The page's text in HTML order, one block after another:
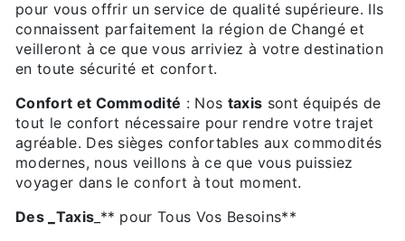
pour vous offrir un service de qualité supérieure. Ils
connaissent parfaitement la région de Changé et
veilleront à ce que vous arriviez à votre destination
en toute sécurité et confort.
Confort et Commodité : Nos taxis sont équipés de
tout le confort nécessaire pour rendre votre trajet
agréable. Des sièges confortables aux commodités
modernes, nous veillons à ce que vous puissiez
voyager dans le confort à tout moment.
Des
Taxis _** pour Tous Vos Besoins**